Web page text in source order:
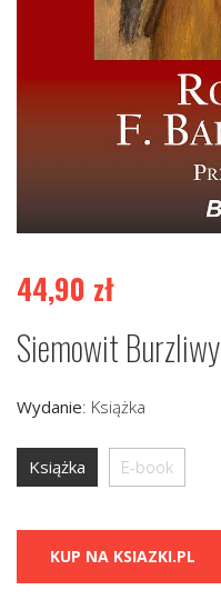
44,90 zł
Siemowit Burzliwy
Wydanie: Książka
Książka E-book
KUP NA KSIAZKI.PL